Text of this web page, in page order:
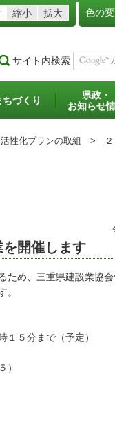
縮小 拡大 色の
サイト内検索
ちづくり
県政・
お知らせ
性化プランの取組 >
開催します
め、三重県建設業協
。
５分まで（予定）